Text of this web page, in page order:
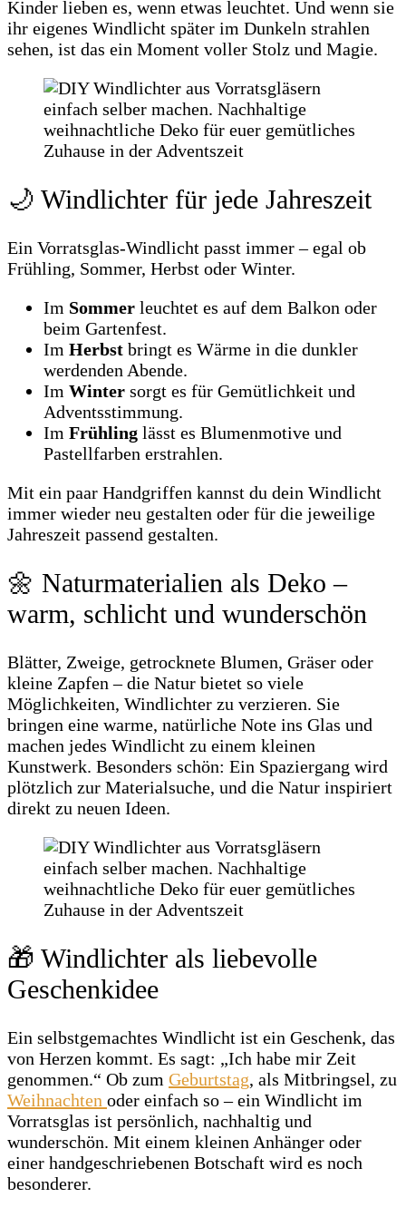
Kinder lieben es, wenn etwas leuchtet. Und wenn sie
ihr eigenes Windlicht später im Dunkeln strahlen
sehen, ist das ein Moment voller Stolz und Magie.
🌙 Windlichter für jede Jahreszeit
Ein Vorratsglas‑Windlicht passt immer – egal ob
Frühling, Sommer, Herbst oder Winter.
Im Sommer leuchtet es auf dem Balkon oder
beim Gartenfest.
Im Herbst bringt es Wärme in die dunkler
werdenden Abende.
Im Winter sorgt es für Gemütlichkeit und
Adventsstimmung.
Im Frühling lässt es Blumenmotive und
Pastellfarben erstrahlen.
Mit ein paar Handgriffen kannst du dein Windlicht
immer wieder neu gestalten oder für die jeweilige
Jahreszeit passend gestalten.
🌼 Naturmaterialien als Deko –
warm, schlicht und wunderschön
Blätter, Zweige, getrocknete Blumen, Gräser oder
kleine Zapfen – die Natur bietet so viele
Möglichkeiten, Windlichter zu verzieren. Sie
bringen eine warme, natürliche Note ins Glas und
machen jedes Windlicht zu einem kleinen
Kunstwerk. Besonders schön: Ein Spaziergang wird
plötzlich zur Materialsuche, und die Natur inspiriert
direkt zu neuen Ideen.
🎁 Windlichter als liebevolle
Geschenkidee
Ein selbstgemachtes Windlicht ist ein Geschenk, das
von Herzen kommt. Es sagt: „Ich habe mir Zeit
genommen.“ Ob zum Geburtstag, als Mitbringsel, zu
Weihnachten oder einfach so – ein Windlicht im
Vorratsglas ist persönlich, nachhaltig und
wunderschön. Mit einem kleinen Anhänger oder
einer handgeschriebenen Botschaft wird es noch
besonderer.